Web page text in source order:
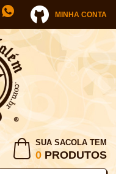
MINHA CONTA
SUA SACOLA TEM
0 PRODUTOS